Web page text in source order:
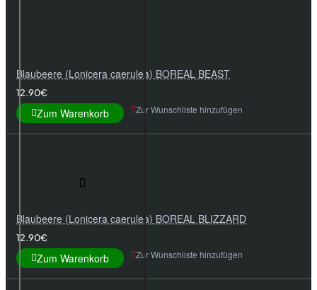
Blaubeere (Lonicera caerulea) BOREAL BEAST
12.90€
Zum Warenkorb Zur Wunschliste hinzufügen
Blaubeere (Lonicera caerulea) BOREAL BLIZZARD
12.90€
Zum Warenkorb Zur Wunschliste hinzufügen